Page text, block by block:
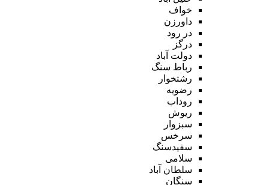
خواف
داورزن
در رود
درگز
دولت آباد
رباط سنگ
رشتخوار
رضویه
روداب
ریوش
سبزوار
سرخس
سفیدسنگ
سلامی
سلطان آباد
سنگان